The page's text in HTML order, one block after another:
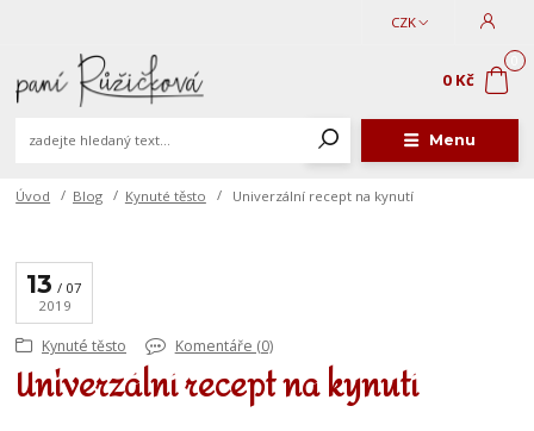
Menu
CZK
0 Kč
Úvod Blog Kynuté těsto Univerzální recept na kynutí
13
07
2019
Kynuté těsto Komentáře (0)
Univerzální recept na kynutí